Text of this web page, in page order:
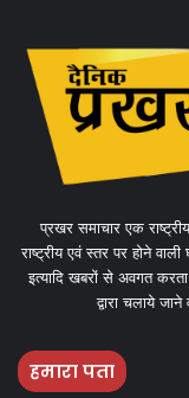
प्रखर समाचार एक
राष्ट्रीय एवं स्तर पर होने
इत्यादि खबरों से अवगत
द्वारा चलाये
हमारा पता